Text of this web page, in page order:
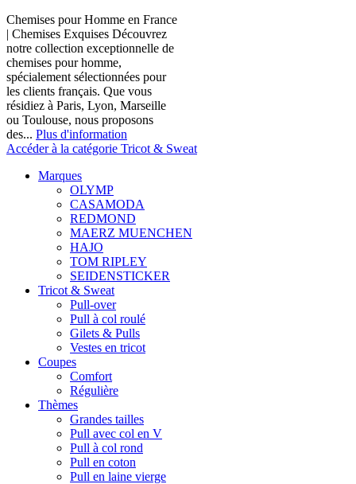
Chemises pour Homme en France
| Chemises Exquises Découvrez
notre collection exceptionnelle de
chemises pour homme,
spécialement sélectionnées pour
les clients français. Que vous
résidiez à Paris, Lyon, Marseille
ou Toulouse, nous proposons
des... Plus d'information
Accéder à la catégorie Tricot & Sweat
Marques
OLYMP
CASAMODA
REDMOND
MAERZ MUENCHEN
HAJO
TOM RIPLEY
SEIDENSTICKER
Tricot & Sweat
Pull-over
Pull à col roulé
Gilets & Pulls
Vestes en tricot
Coupes
Comfort
Régulière
Thèmes
Grandes tailles
Pull avec col en V
Pull à col rond
Pull en coton
Pull en laine vierge